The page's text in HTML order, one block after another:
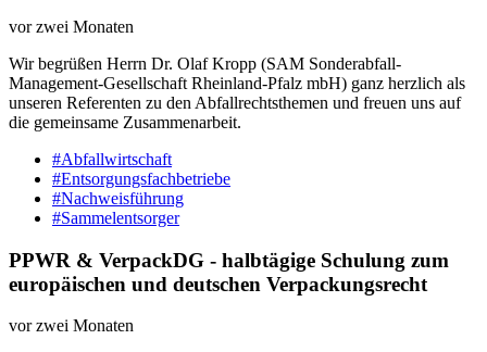
vor zwei Monaten
Wir begrüßen Herrn Dr. Olaf Kropp (SAM Sonderabfall-
Management-Gesellschaft Rheinland-Pfalz mbH) ganz herzlich als
unseren Referenten zu den Abfallrechtsthemen und freuen uns auf
die gemeinsame Zusammenarbeit.
#Abfallwirtschaft
#Entsorgungsfachbetriebe
#Nachweisführung
#Sammelentsorger
PPWR & VerpackDG - halbtägige Schulung zum
europäischen und deutschen Verpackungsrecht
vor zwei Monaten